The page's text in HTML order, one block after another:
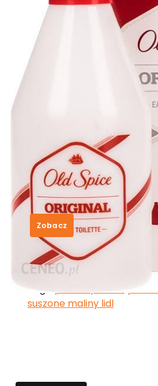
Old Spice Original
Toaletowa 100 ml
40,50zł
Zobacz
SKU:8f12928814a4
Category:Old Spice
Tags:perfumy roma,
suszone maliny lidl